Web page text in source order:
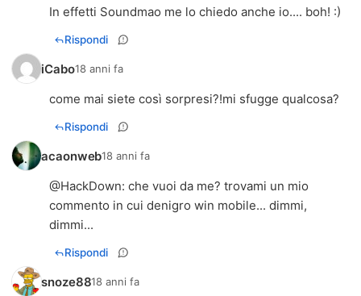
In effetti Soundmao me lo chiedo anche io.... boh! :)
Rispondi
iCabo18 anni fa
come mai siete così sorpresi?!mi sfugge qualcosa?
Rispondi
acaonweb18 anni fa
@HackDown: che vuoi da me? trovami un mio
commento in cui denigro win mobile... dimmi,
dimmi...
Rispondi
snoze8818 anni fa